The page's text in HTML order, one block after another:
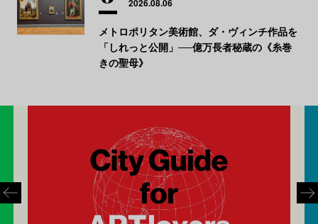
2026.08.06
メトロポリタン美術館、ダ・ヴィンチ作品を
「しれっと公開」──億万長者秘蔵の《糸巻
きの聖母》